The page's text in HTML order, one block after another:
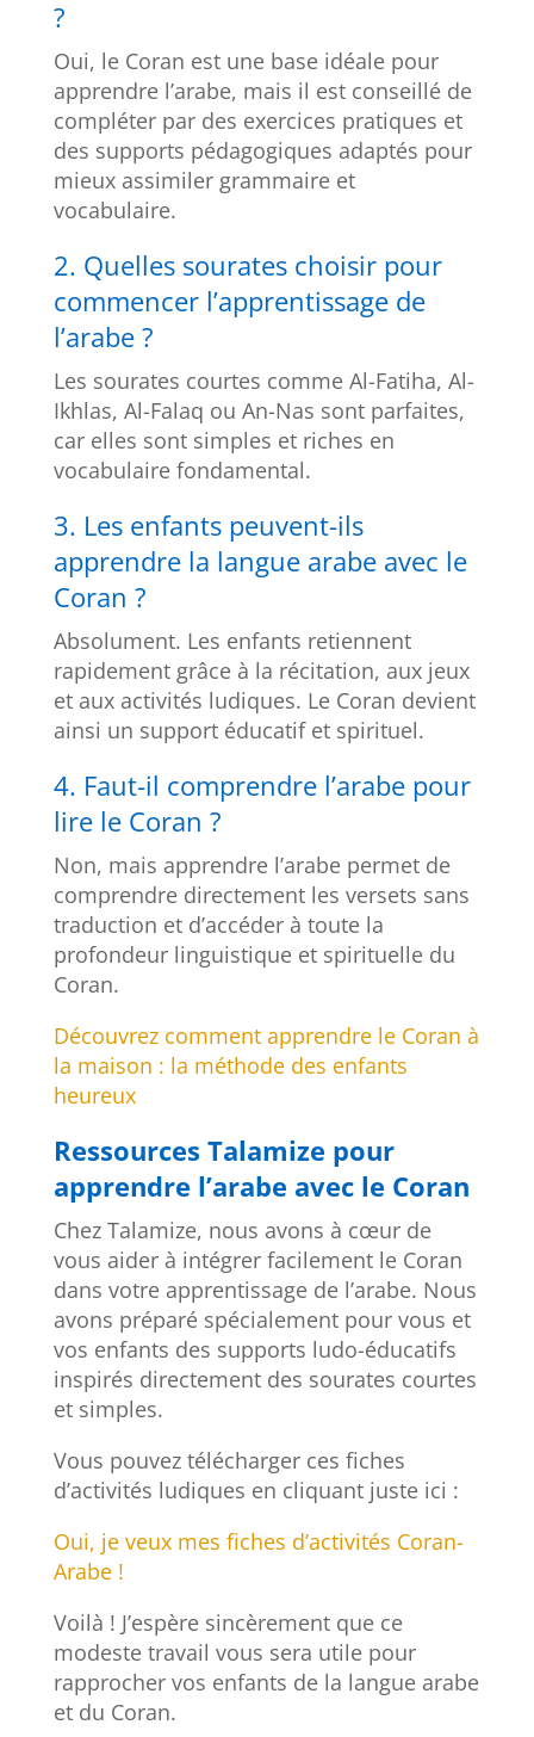
?
Oui, le Coran est une base idéale pour
apprendre l’arabe, mais il est conseillé de
compléter par des exercices pratiques et
des supports pédagogiques adaptés pour
mieux assimiler grammaire et
vocabulaire.
2. Quelles sourates choisir pour
commencer l’apprentissage de
l’arabe ?
Les sourates courtes comme Al-Fatiha, Al-
Ikhlas, Al-Falaq ou An-Nas sont parfaites,
car elles sont simples et riches en
vocabulaire fondamental.
3. Les enfants peuvent-ils
apprendre la langue arabe avec le
Coran ?
Absolument. Les enfants retiennent
rapidement grâce à la récitation, aux jeux
et aux activités ludiques. Le Coran devient
ainsi un support éducatif et spirituel.
4. Faut-il comprendre l’arabe pour
lire le Coran ?
Non, mais apprendre l’arabe permet de
comprendre directement les versets sans
traduction et d’accéder à toute la
profondeur linguistique et spirituelle du
Coran.
Découvrez comment apprendre le Coran à
la maison : la méthode des enfants
heureux
Ressources Talamize pour
apprendre l’arabe avec le Coran
Chez Talamize, nous avons à cœur de
vous aider à intégrer facilement le Coran
dans votre apprentissage de l’arabe. Nous
avons préparé spécialement pour vous et
vos enfants des supports ludo-éducatifs
inspirés directement des sourates courtes
et simples.
Vous pouvez télécharger ces fiches
d’activités ludiques en cliquant juste ici :
Oui, je veux mes fiches d’activités Coran-
Arabe !
Voilà ! J’espère sincèrement que ce
modeste travail vous sera utile pour
rapprocher vos enfants de la langue arabe
et du Coran.